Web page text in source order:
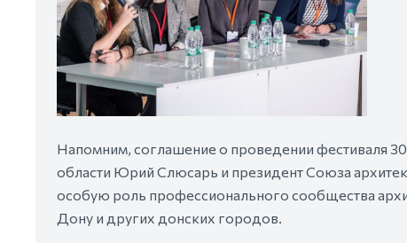
Напомним, соглашение о проведении фестиваля
области Юрий Слюсарь и президент Союза
особую роль профессионального сообщества
Дону и других донских городов.